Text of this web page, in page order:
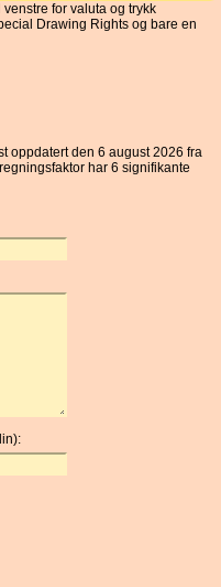
for valuta og trykk
Drawing Rights og bare en
oppdatert den 6 august 2026 fra
har 6 signifikante